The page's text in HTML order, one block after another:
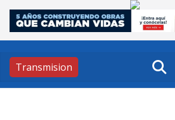
Skip
content
Transmision